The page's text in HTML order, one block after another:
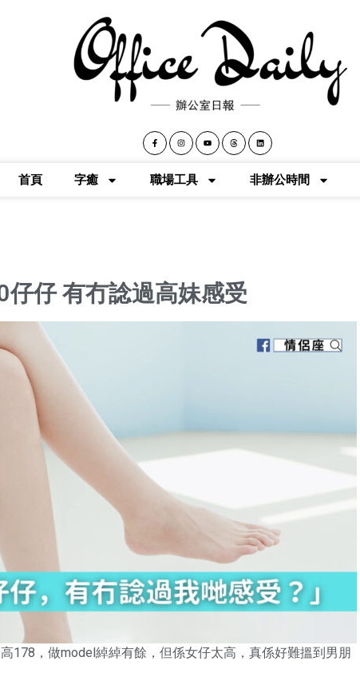
首頁 字癒 職場工具 非辦公時間
仔仔 有冇諗過高妹感受
178，做model綽綽有餘，但係女仔太高，真係好難搵到男朋